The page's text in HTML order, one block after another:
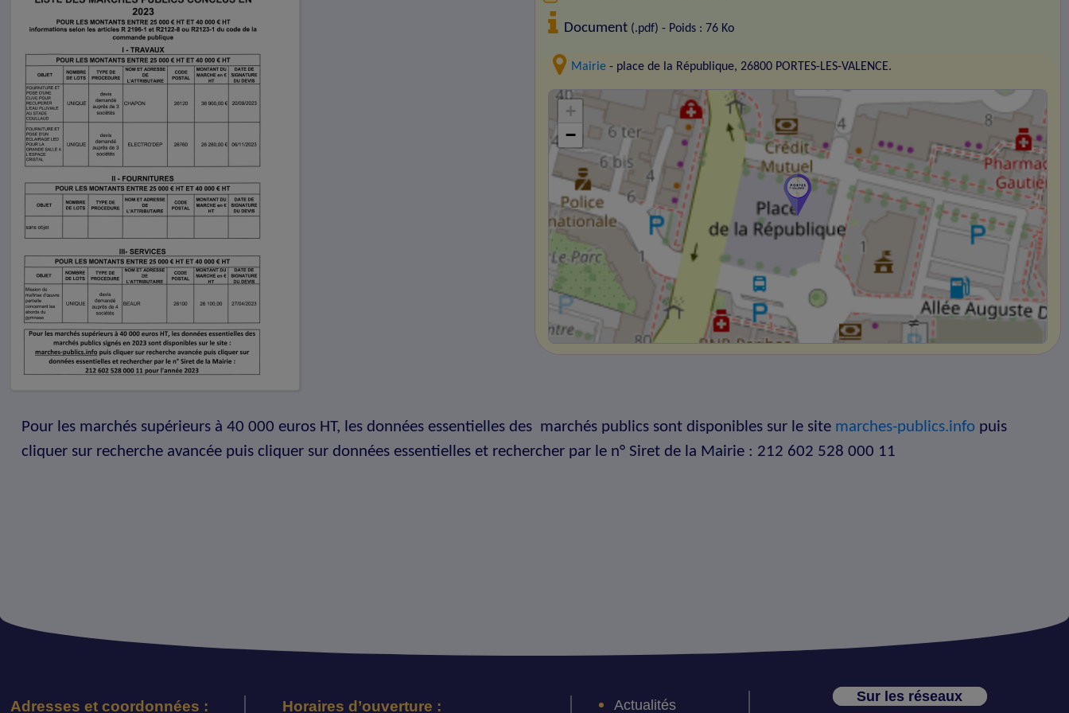
Document (.pdf) - Poids : 76 Ko
Mairie - place de la République, 26800 PORTES-LES-VALENCE.
+
−
Pour les marchés supérieurs à 40 000 euros HT, les données essentielles des marchés publics sont disponibles sur le site marches-publics.infopuis
cliquer sur recherche avancée puis cliquer sur données essentielles et rechercher par le n° Siret de la Mairie : 212 602 528 000 11
Adresses et coordonnées : Horaires d’ouverture : Actualités
Sur les réseaux